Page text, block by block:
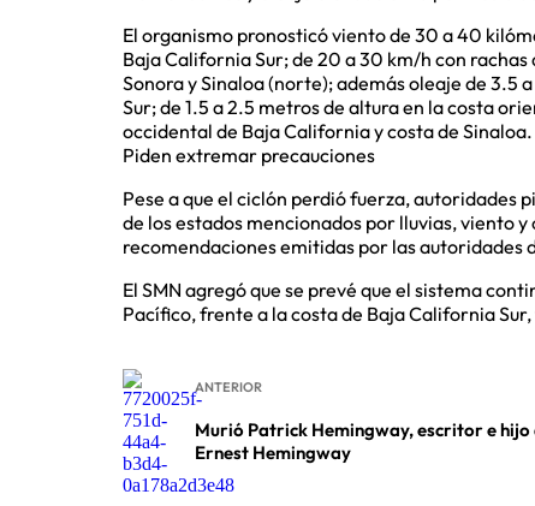
El organismo pronosticó viento de 30 a 40
Baja California Sur; de 20 a 30 km/h con
Sonora y Sinaloa (norte); además oleaje de 3.5
Sur; de 1.5 a 2.5 metros de altura en la costa
occidental de Baja California y costa de Sinaloa.
Piden extremar precauciones
Pese a que el ciclón perdió fuerza, autoridades
de los estados mencionados por lluvias, viento
recomendaciones emitidas por las autoridades
El SMN agregó que se prevé que el sistema
Pacífico, frente a la costa de Baja California
ANTERIOR
Murió Patrick Hemingway, escritor e hijo
Ernest Hemingway